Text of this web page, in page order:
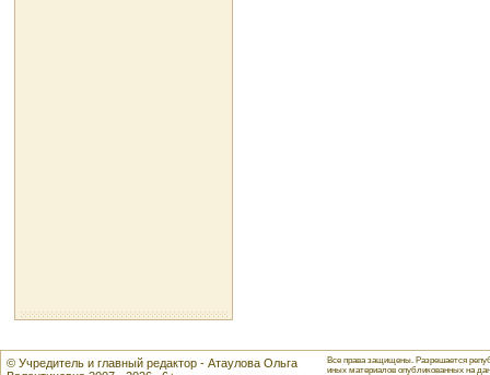
© Учредитель и главный редактор - Атаулова Ольга
Все права защищены. Разрешается
иных материалов опубликованных на